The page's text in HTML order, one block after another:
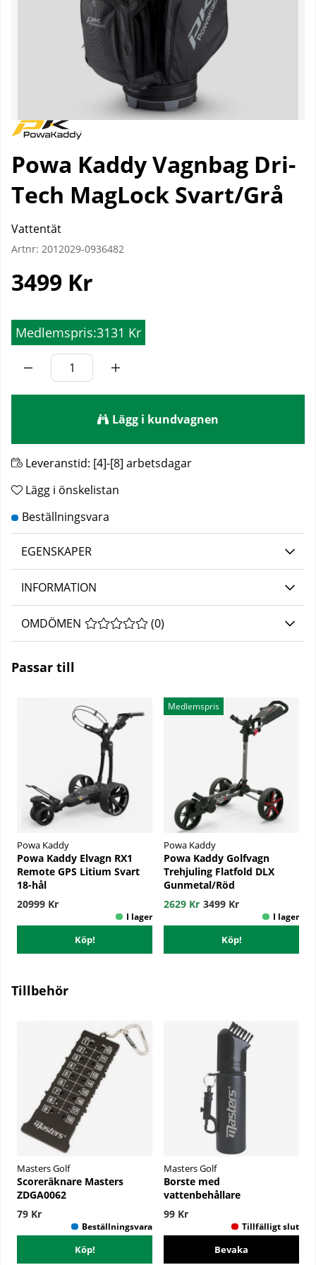
Powa Kaddy Vagnbag Dri-
Tech MagLock Svart/Grå
Vattentät
Artnr: 2012029-0936482
3499 Kr
Medlemspris:3131 Kr
Lägg i kundvagnen
Leveranstid: [4]-[8] arbetsdagar
Lägg i önskelistan
EGENSKAPER
INFORMATION
OMDÖMEN MEDELBETYG 0 AV 5 ANTAL BETYG 0
(0)
Passar till
Powa Kaddy
Powa Kaddy Elvagn RX1
Remote GPS Litium Svart
18-hål
20999 Kr
Köp!
Medlemspris
Powa Kaddy
Powa Kaddy Golfvagn
Trehjuling Flatfold DLX
Gunmetal/Röd
2629 Kr 3499 Kr
Köp!
Tillbehör
Masters Golf
Scoreräknare Masters
ZDGA0062
79 Kr
Köp!
Masters Golf
Borste med
vattenbehållare
99 Kr
Bevaka